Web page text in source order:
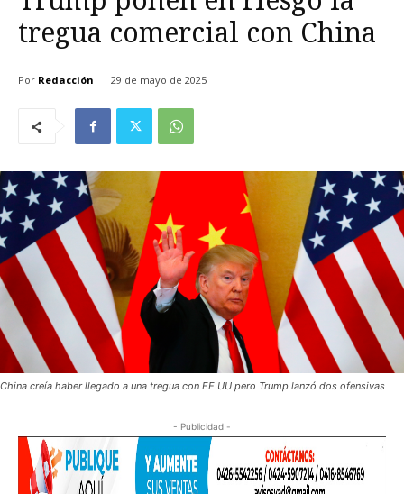
tregua comercial con China
Por Redacción 29 de mayo de 2025
China creía haber llegado a una tregua con EE UU pero Trump lanzó dos ofensivas
- Publicidad -